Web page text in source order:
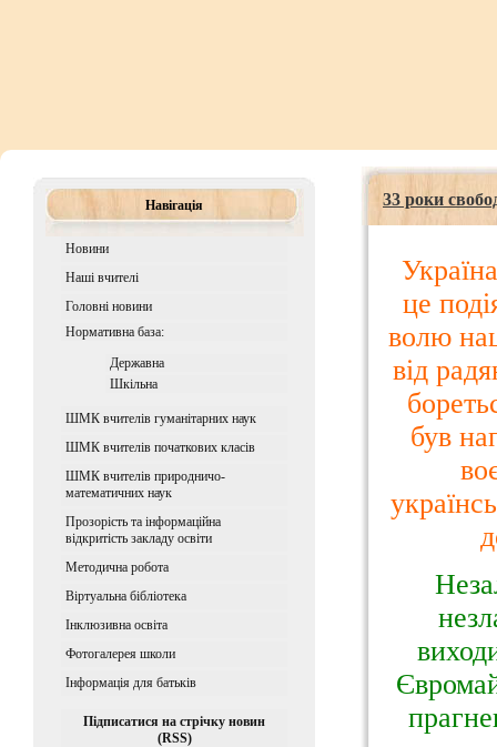
Навігація
Новини
Наші вчителі
Головні новини
Нормативна база:
Державна
Шкiльна
ШМК вчителів гуманітарних наук
ШМК вчителів початкових класів
ШМК вчителів природничо-
математичних наук
Прозорість та інформаційна
відкритість закладу освіти
Методична робота
Віртуальна бібліотека
Iнклюзивна освiта
Фотогалерея школи
Інформація для батьків
Підписатися на стрічку новин
(RSS)
33 роки
це
волю
від
був